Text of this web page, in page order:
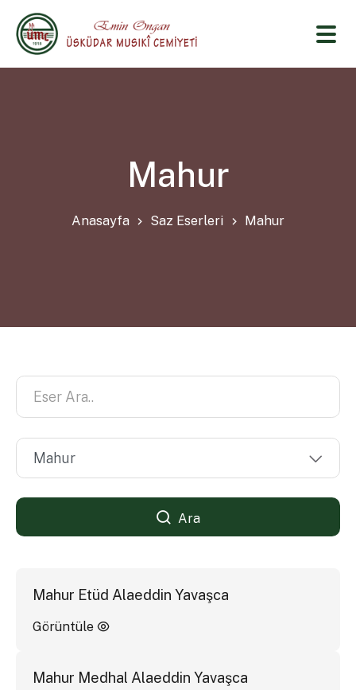
Mahur
Anasayfa Saz Eserleri Mahur
Ara
Mahur Etüd Alaeddin Yavaşca
Görüntüle
Mahur Medhal Alaeddin Yavaşca